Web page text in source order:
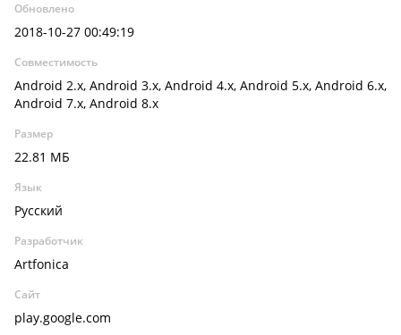
Обновлено
2018-10-27 00:49:19
Совместимость
Android 2.x, Android 3.x, Android 4.x, Android 5.x, Android 6.x,
Android 7.x, Android 8.x
Размер
22.81 МБ
Язык
Русский
Разработчик
Artfonica
Сайт
play.google.com